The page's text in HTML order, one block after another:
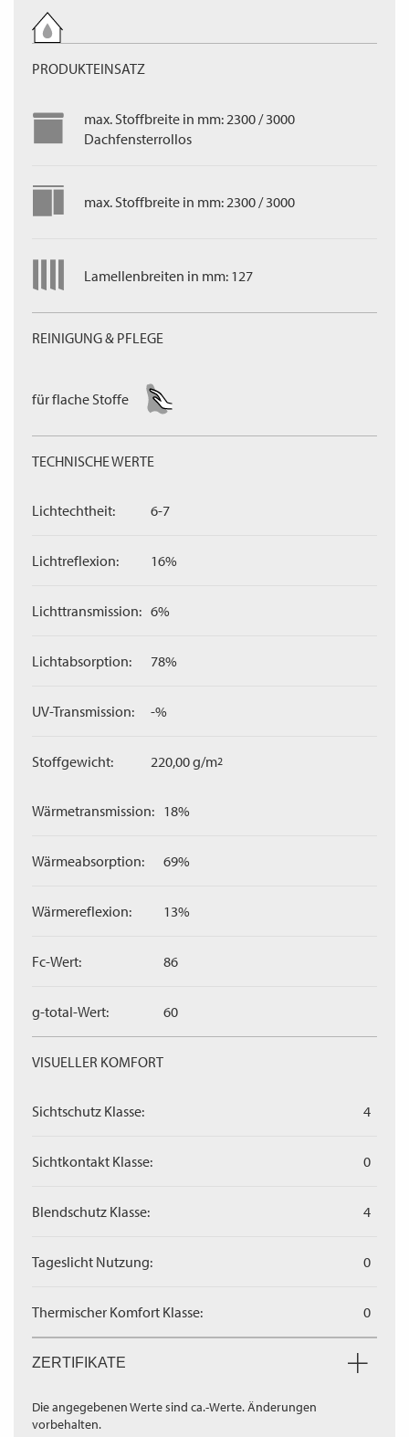
PRODUKTEINSATZ
max. Stoffbreite in mm: 2300 / 3000
Dachfensterrollos
max. Stoffbreite in mm: 2300 / 3000
Lamellenbreiten in mm: 127
REINIGUNG & PFLEGE
für flache Stoffe
TECHNISCHE WERTE
Lichtechtheit: 6-7
Lichtreflexion: 16%
Lichttransmission: 6%
Lichtabsorption: 78%
UV-Transmission: -%
Stoffgewicht: 220,00 g/m2
Wärmetransmission: 18%
Wärmeabsorption: 69%
Wärmereflexion: 13%
Fc-Wert: 86
g-total-Wert: 60
VISUELLER KOMFORT
Sichtschutz Klasse: 4
Sichtkontakt Klasse: 0
Blendschutz Klasse: 4
Tageslicht Nutzung: 0
Thermischer Komfort Klasse: 0
ZERTIFIKATE
Die angegebenen Werte sind ca.-Werte. Änderungen
vorbehalten.